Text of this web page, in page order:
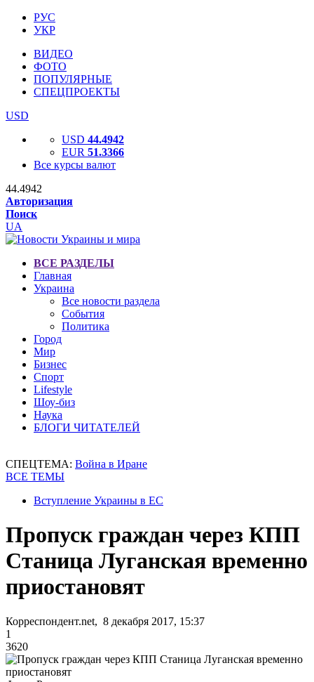
РУС
УКР
ВИДЕО
ФОТО
ПОПУЛЯРНЫЕ
СПЕЦПРОЕКТЫ
USD
USD 44.4942
EUR 51.3366
Все курсы валют
44.4942
Авторизация
Поиск
UA
ВСЕ РАЗДЕЛЫ
Главная
Украина
Все новости раздела
События
Политика
Город
Мир
Бизнес
Спорт
Lifestyle
Шоу-биз
Наука
БЛОГИ ЧИТАТЕЛЕЙ
СПЕЦТЕМА: Война в Иране
ВСЕ ТЕМЫ
Вступление Украины в ЕС
Пропуск граждан через КПП
Станица Луганская временно
приостановят
Корреспондент.net, 8 декабря 2017, 15:37
1
3620